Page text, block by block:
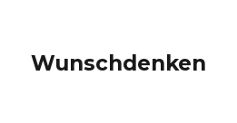
Wunschdenken